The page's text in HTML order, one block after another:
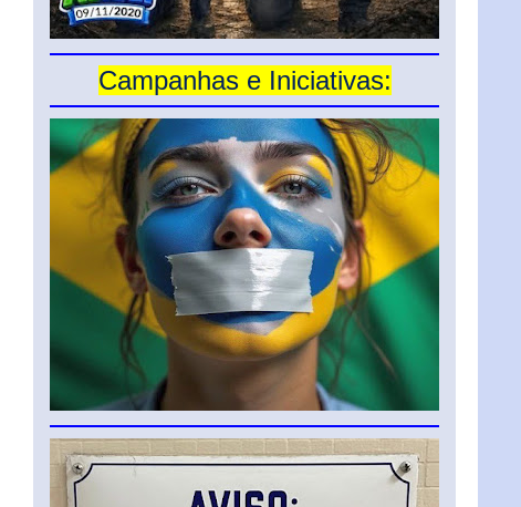
Campanhas e Iniciativas: